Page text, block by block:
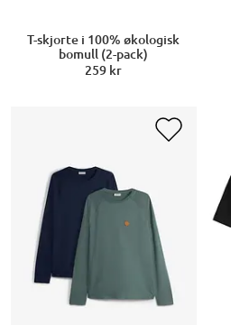
T-skjorte i 100% økologisk
bomull (2-pack)
259 kr